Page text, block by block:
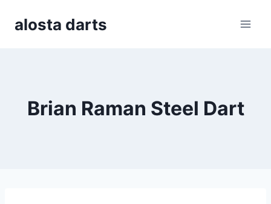
alosta darts
Brian Raman Steel Dart